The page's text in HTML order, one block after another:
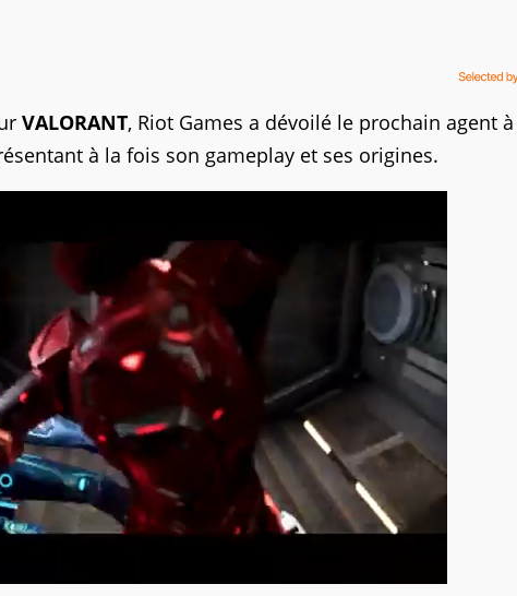
VALORANT, Riot Games a dévoilé le prochain agent
à la fois son gameplay et ses origines.